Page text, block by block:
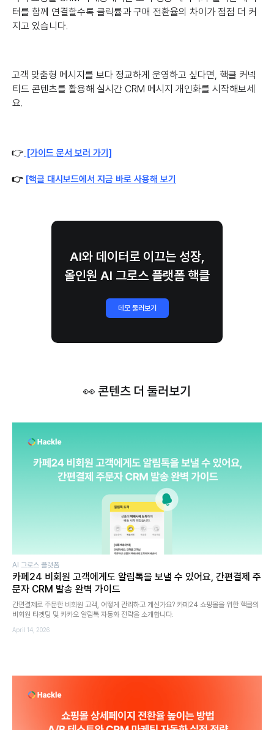
터를 함께 연결할수록 클릭률과 구매 전환율의 차이가 점점 더 커
지고 있습니다.
고객 맞춤형 메시지를 보다 정교하게 운영하고 싶다면, 핵클 커넥
티드 콘텐츠를 활용해 실시간 CRM 메시지 개인화를 시작해보세
요.
👉 [가이드 문서 보러 가기]
👉 [핵클 대시보드에서 지금 바로 사용해 보기
AI와 데이터로 이끄는 성장,
올인원 AI 그로스 플랫폼 핵클
데모 둘러보기
👀 콘텐츠 더 둘러보기
AI 그로스 플랫폼
카페24 비회원 고객에게도 알림톡을 보낼 수 있어요, 간편결제 주
문자 CRM 발송 완벽 가이드
간편결제로 주문한 비회원 고객, 어떻게 관리하고 계신가요? 카페24 쇼핑몰을 위한 핵클의
비회원 타겟팅 및 카카오 알림톡 자동화 전략을 소개합니다.
April 14, 2026